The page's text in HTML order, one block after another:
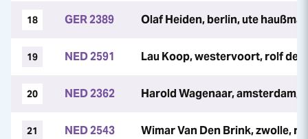
18 GER 2389 Olaf Heiden, berlin, ute
19 NED 2591 Lau Koop, westervoort, rolf
20 NED 2362 Harold Wagenaar, amsterdam,
21 NED 2543 Wimar Van Den Brink, zwolle,